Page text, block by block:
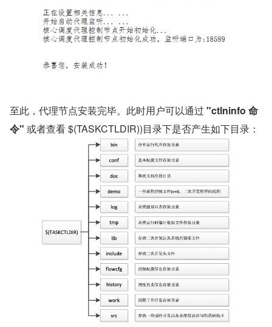
至此，代理节点安装完毕。此时用户可以通过 "ctlninfo 命
令" 或者查看 $(TASKCTLDIR))目录下是否产生如下目录：